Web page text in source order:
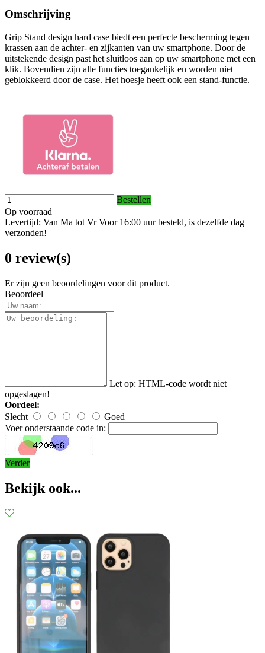
Omschrijving
Grip Stand design hard case biedt een perfecte bescherming tegen
krassen aan de achter- en zijkanten van uw smartphone. Door de
uitstekende design past het sluitloos aan op uw smartphone met een
klik. Bovendien zijn alle functies toegankelijk en worden niet
geblokkeerd door de case. Het hoesje heeft ook een stand-functie.
Bestellen
Op voorraad
Levertijd: Van Ma tot Vr Voor 16:00 uur besteld, is dezelfde dag
verzonden!
0 review(s)
Er zijn geen beoordelingen voor dit product.
Beoordeel
Let op: HTML-code wordt niet
opgeslagen!
Oordeel:
Slecht
Goed
Voer onderstaande code in:
Verder
Bekijk ook...